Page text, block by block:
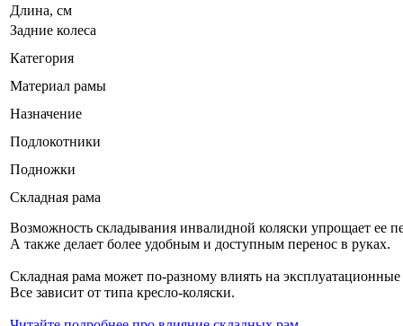
Длина, см
Задние колеса
Категория
Материал рамы
Назначение
Подлокотники
Подножки
Складная рама
Возможность складывания инвалидной коляски упрощает ее
А также делает более удобным и доступным перенос в руках.
Складная рама может по-разному влиять на эксплуатационные
Все зависит от типа кресло-коляски.